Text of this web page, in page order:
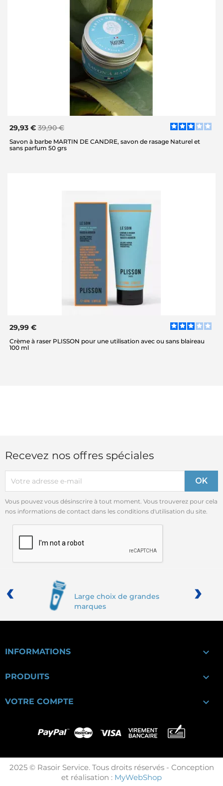
29,93 € 39,90 €
Savon à barbe MARTIN DE CANDRE, savon de rasage Naturel et
sans parfum 50 grs
29,99 €
Crème à raser PLISSON pour une utilisation avec ou sans blaireau
100 ml
Recevez nos offres spéciales
Vous pouvez vous désinscrire à tout moment. Vous trouverez pour cela
nos informations de contact dans les conditions d'utilisation du site.
Large choix de grandes
marques
‹ ›
INFORMATIONS 
PRODUITS 
VOTRE COMPTE 
2025 © Rasoir Service. Tous droits réservés - Conception
et réalisation : MyWebShop